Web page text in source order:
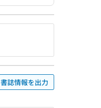
書誌情報を出力